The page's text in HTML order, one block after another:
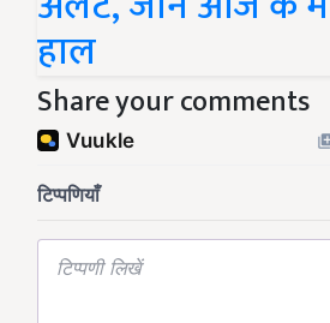
हाल
Share your comments